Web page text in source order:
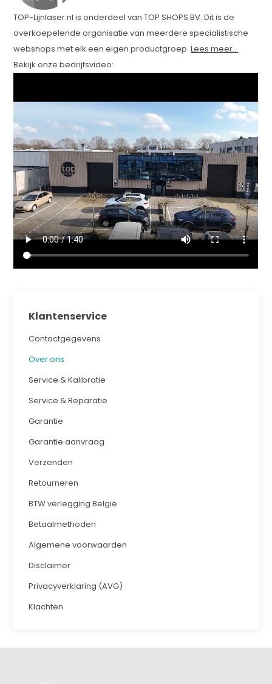
Klantenservice
Contactgegevens
Over ons
Service & Kalibratie
Service & Reparatie
Garantie
Garantie aanvraag
Verzenden
Retourneren
BTW verlegging België
Betaalmethoden
Algemene voorwaarden
Disclaimer
Privacyverklaring (AVG)
Klachten
TOP-Lijnlaser.nl is onderdeel van TOP SHOPS BV. Dit is de
overkoepelende organisatie van meerdere specialistische
webshops met elk een eigen productgroep.Lees meer...
Bekijk onze bedrijfsvideo: